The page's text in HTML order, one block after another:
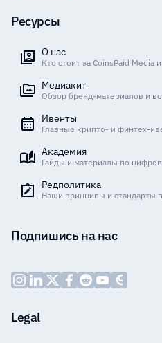
Ресурсы
О нас
Кто стоит за CoinsPaid
Медиакит
Обзор бренд-материалов и
Ивенты
Главные крипто- и финтех-
Академия
Гайды и материалы по
Редполитика
Наши принципы и стандарты
Подпишись на нас
Legal